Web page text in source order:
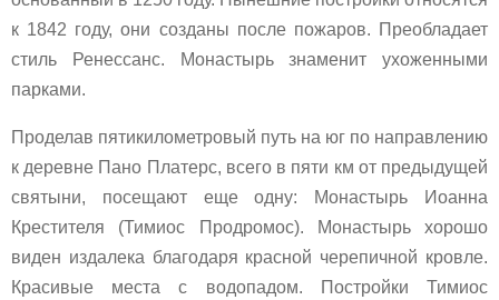
к 1842 году, они созданы после пожаров. Преобладает
стиль Ренессанс. Монастырь знаменит ухоженными
парками.
Проделав пятикилометровый путь на юг по направлению
к деревне Пано Платерс, всего в пяти км от предыдущей
святыни, посещают еще одну: Монастырь Иоанна
Крестителя (Тимиос Продромос). Монастырь хорошо
виден издалека благодаря красной черепичной кровле.
Красивые места с водопадом. Постройки Тимиос